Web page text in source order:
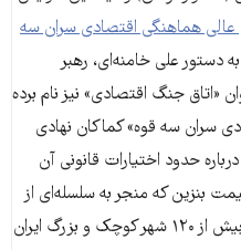
عالی هماهنگی اقتصادی سران سه
» اتخاذ شد. شورایی که در سال ۹۷ به دستور علی خامنه‌­ای، رهبر
«اتاق جنگ اقتصادی» نیز نام برده
سران سه قوه» کماکان نهادی
حدود اختیارات قانونی آن
بنزین که منجر به سلسله­‌ای از
تجمع‌ها ‌و اعتراض‌‌ها در آبان ۱۳۹۸ در بیش از ۱۲۰ شهر کوچک و بزرگ ایران